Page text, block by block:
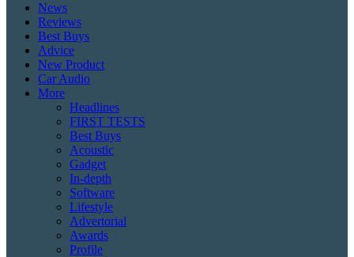
News
Reviews
Best Buys
Advice
New Product
Car Audio
More
Headlines
FIRST TESTS
Best Buys
Acoustic
Gadget
In-depth
Software
Lifestyle
Advertorial
Awards
Profile